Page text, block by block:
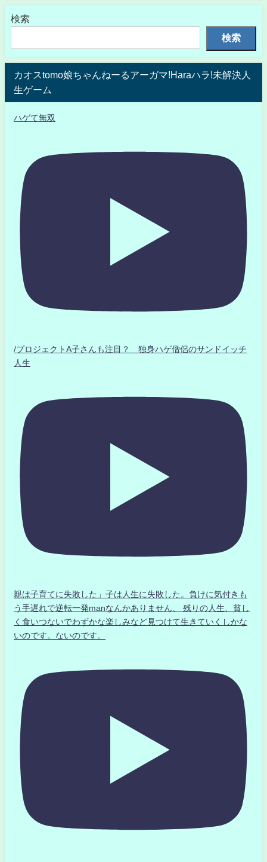
検索
検索
カオスtomo娘ちゃんねーるアーガマ!Haraハラ!未解決人
生ゲーム
ハゲて無双
/プロジェクトA子さんも注目？ 独身ハゲ僧侶のサンドイッチ
人生
親は子育てに失敗した」子は人生に失敗した。負けに気付きも
う手遅れで逆転一発manなんかありません、 残りの人生、貧し
く食いつないでわずかな楽しみなど見つけて生きていくしかな
いのです。ないのです。